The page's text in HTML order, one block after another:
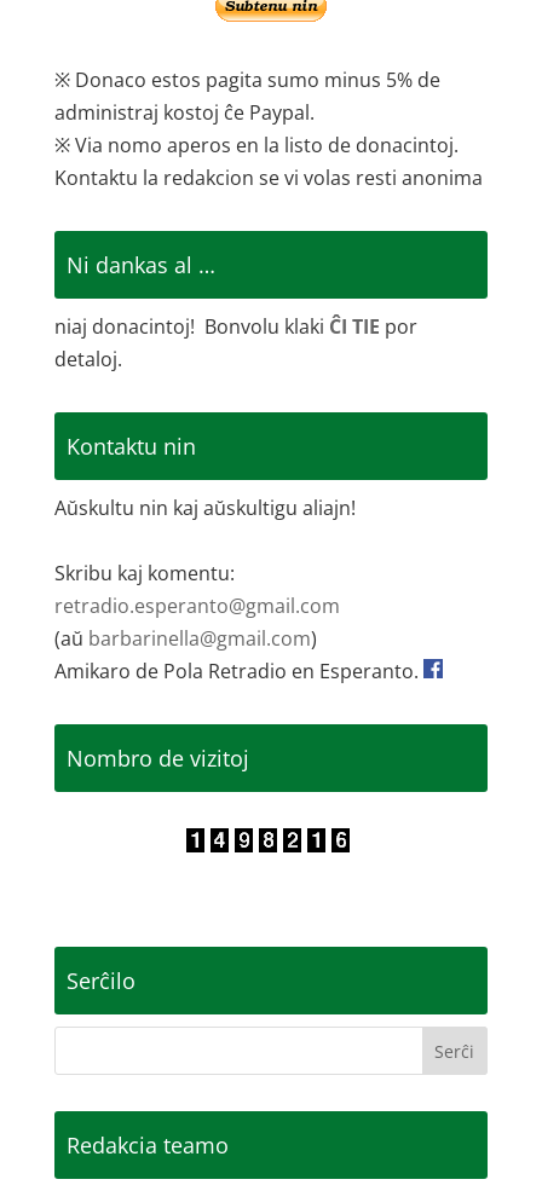
※ Donaco estos pagita sumo minus 5% de
administraj kostoj ĉe Paypal.
※ Via nomo aperos en la listo de donacintoj.
Kontaktu la redakcion se vi volas resti anonima
Ni dankas al …
niaj donacintoj! Bonvolu klaki ĈI TIE por
detaloj.
Kontaktu nin
Aŭskultu nin kaj aŭskultigu aliajn!
Skribu kaj komentu:
retradio.esperanto@gmail.com
(aŭ barbarinella@gmail.com)
Amikaro de Pola Retradio en Esperanto.
Nombro de vizitoj
Serĉilo
Redakcia teamo